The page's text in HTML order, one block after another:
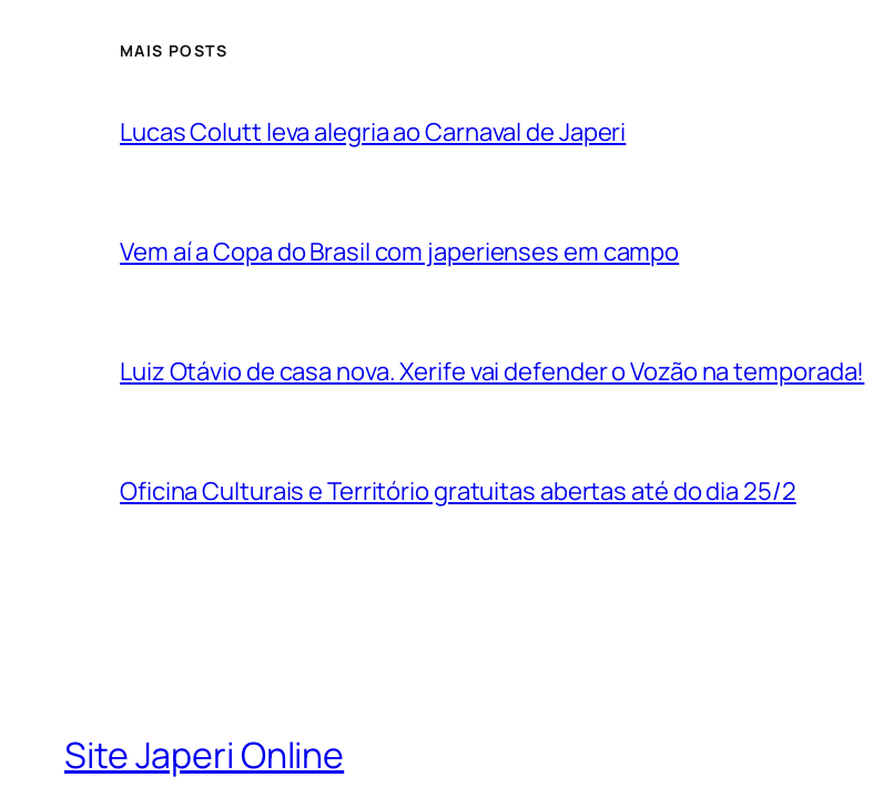
MAIS POSTS
Lucas Colutt leva alegria ao Carnaval de Japeri
Vem aí a Copa do Brasil com japerienses em campo
Luiz Otávio de casa nova. Xerife vai defender o Vozão na temporada!
Oficina Culturais e Território gratuitas abertas até do dia 25/2
Site Japeri Online